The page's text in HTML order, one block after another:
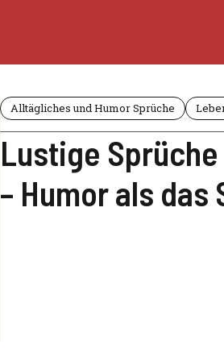
Alltägliches und Humor Sprüche
Lustige
– Humor als das